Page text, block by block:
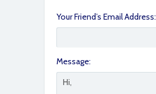
IMG_6158
Your Friend’s Email Address:
Message: